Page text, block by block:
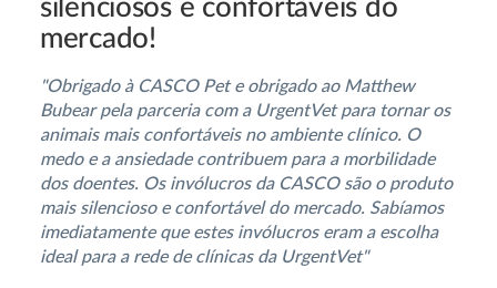
silenciosos e confortáveis do
mercado!
"Obrigado à CASCO Pet e obrigado ao Matthew
Bubear pela parceria com a UrgentVet para tornar os
animais mais confortáveis no ambiente clínico. O
medo e a ansiedade contribuem para a morbilidade
dos doentes. Os invólucros da CASCO são o produto
mais silencioso e confortável do mercado. Sabíamos
imediatamente que estes invólucros eram a escolha
ideal para a rede de clínicas da UrgentVet"